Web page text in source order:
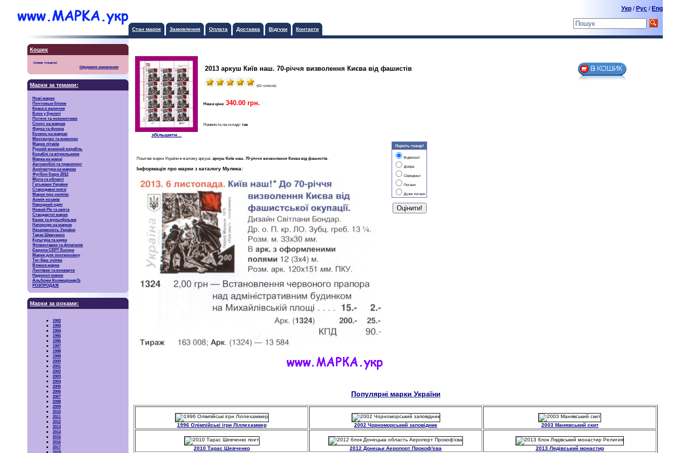
Стан марок Замовлення Оплата Доставка Відгуки Контакти
Укр / Pyc / Eng
Кошик
Оформити замовлення
Марки за темами:
Нові марки
Почтовые блоки
Краса и величие
Блок у буклеті
Потяги та локомотиви
Спорт на марках
Фауна та флора
Космос на марках
Мистецтво та живопис
Марки літаків
Русскiй воєнний корабль
Кораблі та вітрильники
Марка на марці
Автомобілі та транспорт
Архітектура на марках
Футбол Євро 2012
Міста та області
Гетьмани України
Стародавні князі
Марки про релігію
Армія козаків
Народний одяг
Новий Рік та свята
Стандартні марки
Казки та мультфільми
Нагороди на марках
Незалежність України
Тарас Шевченко
Культура та наука
Філвиставки та філателія
Європа CEPT Europa
Марки для посткросінгу
Тет-беш зчіпки
Власна марка
Листівки та конверти
Недорогі марки
Альбоми КолекціонерЪ
РОЗПРОДАЖ
Марки за роками:
1992
1993
1994
1995
1996
1997
1998
1999
2000
2001
2002
2003
2004
2005
2006
2007
2008
2009
2010
2011
2012
2013
2014
2015
2016
2017
збільшити...
2013 аркуш Київ наш. 70-річчя визволення Києва від фашистів
(62 голосів)
Наша ціна: 340.00 грн.
Наявність на складі: так
Поштові марки України в малому аркуші. аркуш Київ наш. 70-річчя визволення Києва від фашистів
Інформація про марки з каталогу Мулика:
Оцініть товар!
Відмінно!
Добре
Середньо
Погано
Дуже погано
Популярні марки України
1996 Олімпійські ігри Ліллехаммер 2002 Чорноморський заповідник 2003 Манявський скит
2010 Тарас Шевченко 2012 Донецьк Аеропорт Прокоф'єва 2013 Лядівський монастир